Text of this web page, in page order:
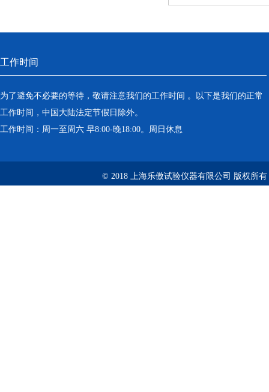
工作时间
为了避免不必要的等待，敬请注意我们的工作时间 。以下是我们的正常
工作时间，中国大陆法定节假日除外。
工作时间：周一至周六 早8:00-晚18:00。周日休息
© 2018 上海乐傲试验仪器有限公司 版权所